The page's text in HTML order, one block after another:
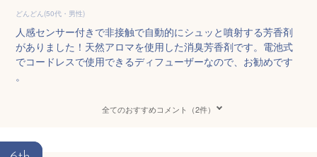
どんどん(50代・男性)
人感センサー付きで非接触で自動的にシュッと噴射する芳香剤
がありました！天然アロマを使用した消臭芳香剤です。電池式
でコードレスで使用できるディフューザーなので、お勧めです
。
全てのおすすめコメント（2件）